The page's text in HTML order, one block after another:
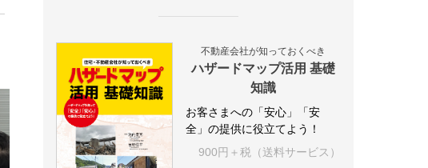
不動産会社が知っておくべき
ハザードマップ活用 基礎
知識
お客さまへの「安心」「安
全」の提供に役立てよう！
900円＋税（送料サービス）